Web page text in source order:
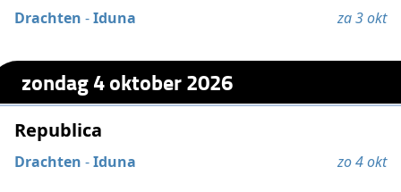
Drachten -Iduna za 3 okt
zondag 4 oktober 2026
Republica
Drachten -Iduna zo 4 okt